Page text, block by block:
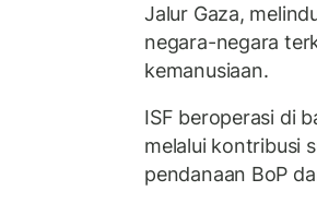
Jalur Gaza,
negara-negara
kemanusiaan.
ISF beroperasi di
melalui kontribusi
pendanaan BoP